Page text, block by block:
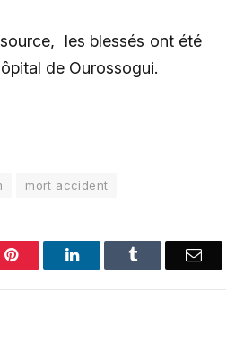
les blessés ont été
de Ourossogui.
mort accident
Pinterest LinkedInTumblr Email